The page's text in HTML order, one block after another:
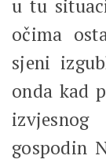
u tu
očima
sjeni
onda kad
gospodin